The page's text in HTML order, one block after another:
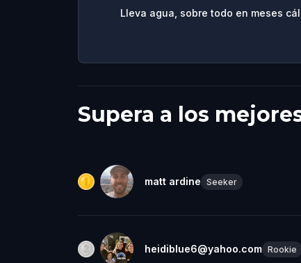
Lleva agua, sobre todo en meses
Supera a los
matt ardine Seeker
heidiblue6@yahoo.com Rookie